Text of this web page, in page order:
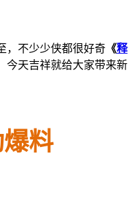
，不少少侠都很好奇 《释
今天吉祥就给大家带来新
料